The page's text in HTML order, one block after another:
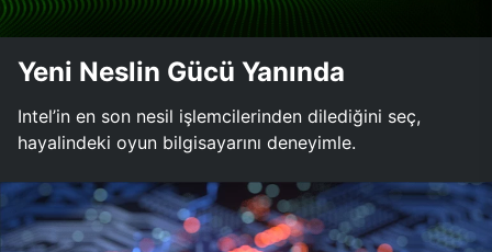
Yeni Neslin Gücü Yanında
Intel’in en son nesil işlemcilerinden dilediğini seç,
hayalindeki oyun bilgisayarını deneyimle.